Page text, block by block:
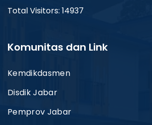
Total Visitors: 14937
Komunitas dan Link
Kemdikdasmen
Disdik Jabar
Pemprov Jabar